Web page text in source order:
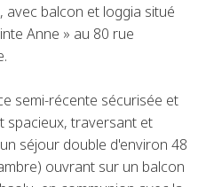
balcon et loggia situé
Anne » au 80 rue
semi-récente sécurisée et
spacieux, traversant et
séjour double d'environ 48
ouvrant sur un balcon